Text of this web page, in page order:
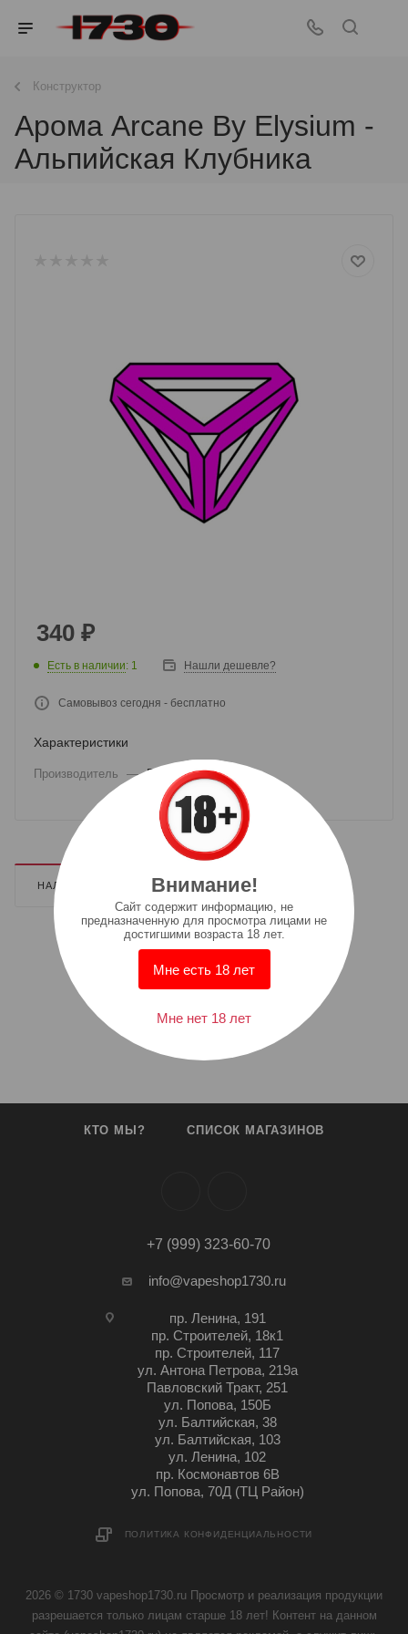
Конструктор
Арома Arcane By Elysium -
Альпийская Клубника
340 ₽
Есть в наличии: 1 Нашли дешевле?
Самовывоз сегодня - бесплатно
Характеристики
Производитель — Elysium
НАЛИЧИЕ ДОПОЛНИТЕЛЬНО
КТО МЫ? СПИСОК МАГАЗИНОВ
+7 (999) 323-60-70
info@vapeshop1730.ru
пр. Ленина, 191
пр. Строителей, 18к1
пр. Строителей, 117
ул. Антона Петрова, 219а
Павловский Тракт, 251
ул. Попова, 150Б
ул. Балтийская, 38
ул. Балтийская, 103
ул. Ленина, 102
пр. Космонавтов 6В
ул. Попова, 70Д (ТЦ Район)
ПОЛИТИКА КОНФИДЕНЦИАЛЬНОСТИ
2026 © 1730 vapeshop1730.ru Просмотр и реализация продукции
разрешается только лицам старше 18 лет! Контент на данном
Внимание!
Cайт содержит информацию, не
предназначенную для просмотра лицами не
достигшими возраста 18 лет.
Мне есть 18 лет
Мне нет 18 лет